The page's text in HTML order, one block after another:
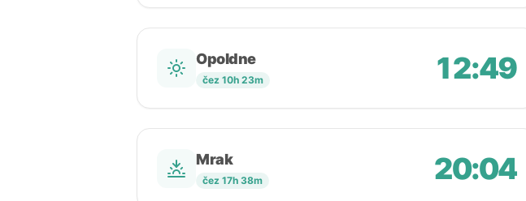
Opoldne
čez 10h 23m 12:49
Mrak
čez 17h 38m 20:04